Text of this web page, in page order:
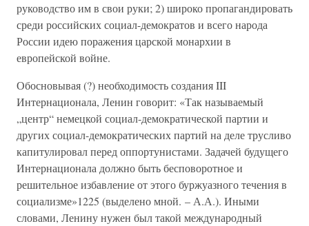
руководство им в свои руки; 2) широко пропагандировать
среди российских социал-демократов и всего народа
России идею поражения царской монархии в
европейской войне.
Обосновывая (?) необходимость создания III
Интернационала, Ленин говорит: «Так называемый
„центр“ немецкой социал-демократической партии и
других социал-демократических партий на деле трусливо
капитулировал перед оппортунистами. Задачей будущего
Интернационала должно быть бесповоротное и
решительное избавление от этого буржуазного течения в
социализме»1225 (выделено мной. – А.А.). Иными
словами, Ленину нужен был такой международный